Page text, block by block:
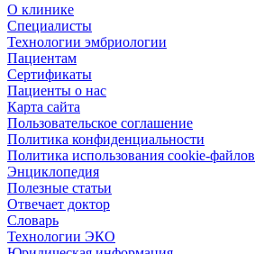
О клинике
Специалисты
Технологии эмбриологии
Пациентам
Сертификаты
Пациенты о нас
Карта сайта
Пользовательское соглашение
Политика конфиденциальности
Политика использования cookie-файлов
Энциклопедия
Полезные статьи
Отвечает доктор
Словарь
Технологии ЭКО